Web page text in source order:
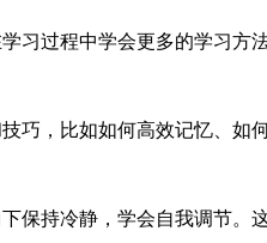
习过程中学会更多的学习方
，比如如何高效记忆、如
持冷静，学会自我调节。